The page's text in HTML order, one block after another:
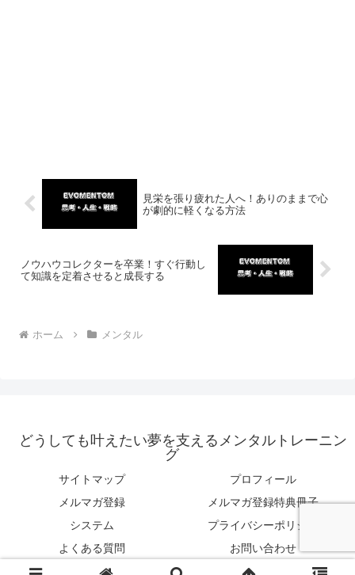
見栄を張り疲れた人へ！ありのままで心
が劇的に軽くなる方法
ノウハウコレクターを卒業！すぐ行動し
て知識を定着させると成長する
ホーム メンタル
どうしても叶えたい夢を支えるメンタルトレーニン
グ
サイトマップ
プロフィール
メルマガ登録
メルマガ登録特典冊子
システム
プライバシーポリシー
よくある質問
お問い合わせ